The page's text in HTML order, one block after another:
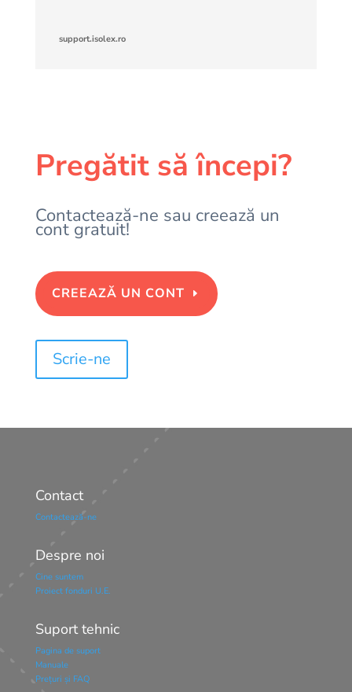
support.isolex.ro
Pregătit să începi?
Contactează-ne sau creează un
cont gratuit!
CREEAZĂ UN CONT
Scrie-ne
Contact
Contactează-ne
Despre noi
Cine suntem
Proiect fonduri U.E.
Suport tehnic
Pagina de suport
Manuale
Prețuri și FAQ